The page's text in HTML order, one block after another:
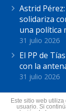
Astrid
solidariza
una política
31 julio 2026
El PP de
con la
31 julio 2026
Este sitio web
usuario. Si